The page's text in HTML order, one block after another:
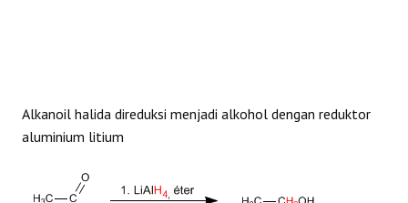
Alkanoil halida direduksi menjadi alkohol dengan reduktor
aluminium litium